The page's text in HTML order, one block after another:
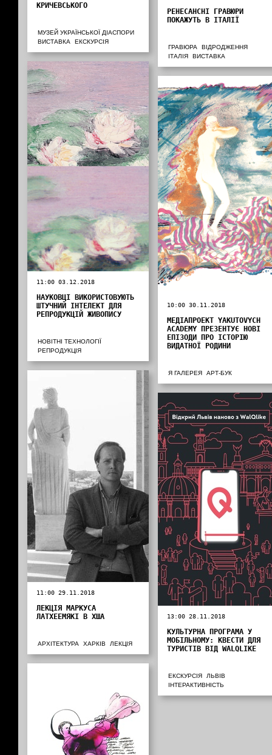
КРИЧЕВСЬКОГО
МУЗЕЙ УКРАЇНСЬКОЇ ДІАСПОРИ
ВИСТАВКА
ЕКСКУРСІЯ
РЕНЕСАНСНІ ГРАВЮРИ
ПОКАЖУТЬ В ІТАЛІЇ
ГРАВЮРА
ВІДРОДЖЕННЯ
ІТАЛІЯ
ВИСТАВКА
11:00 03.12.2018
НАУКОВЦІ ВИКОРИСТОВУЮТЬ
ШТУЧНИЙ ІНТЕЛЕКТ ДЛЯ
РЕПРОДУКЦІЙ ЖИВОПИСУ
НОВІТНІ ТЕХНОЛОГІЇ
РЕПРОДУКЦІЯ
10:00 30.11.2018
МЕДІАПРОЕКТ YAKUTOVYCH
ACADEMY ПРЕЗЕНТУЄ НОВІ
ЕПІЗОДИ ПРО ІСТОРІЮ
ВИДАТНОЇ РОДИНИ
Я ГАЛЕРЕЯ АРТ-БУК
11:00 29.11.2018
ЛЕКЦІЯ МАРКУСА
ЛАТХЕЕМЯКІ В ХША
АРХІТЕКТУРА ХАРКІВ ЛЕКЦІЯ
13:00 28.11.2018
КУЛЬТУРНА ПРОГРАМА У
МОБІЛЬНОМУ: КВЕСТИ ДЛЯ
ТУРИСТІВ ВІД WALQLIKE
ЕКСКУРСІЯ
ЛЬВІВ
ІНТЕРАКТИВНІСТЬ